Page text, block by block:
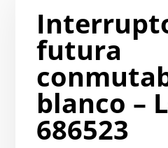
futura
blanco –
686523